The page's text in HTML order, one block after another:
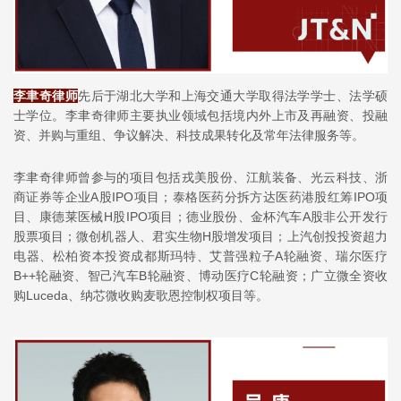
李聿奇律师先后于湖北大学和上海交通大学取得法学学士、法学硕
士学位。李聿奇律师主要执业领域包括境内外上市及再融资、投融
资、 并购与重组 、争议解决、科技成果转化及常年法律服务等。
李聿奇律师曾参与的项目包括戎美股份、江航装备、光云科技、浙
商证券等企业A股IPO项目；泰格医药分拆方达医药港股红筹IPO项
目、康德莱医械H股IPO项目；德业股份、金杯汽车A股非公开发行
股票项目；微创机器人、 君实生物H股增发项目；上汽创投投资超力
电器、松柏资本投资成都斯玛特、艾普强粒子A轮融资、瑞尔医疗
B++轮融资、智己汽车B轮融资、博动医疗C轮融资； 广立微全资收
购Luceda、纳芯微收购麦歌恩控制权项目等。